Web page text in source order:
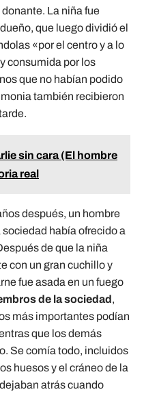
La niña fue
que luego dividió el
«por el centro y a lo
consumida por los
que no habían podido
también recibieron
sin cara (El hombre
real
después, un hombre
había ofrecido a
de que la niña
con un gran cuchillo y
fue asada en un fuego
de la sociedad,
más importantes podían
que los demás
Se comía todo, incluidos
huesos y el cráneo de la
atrás cuando